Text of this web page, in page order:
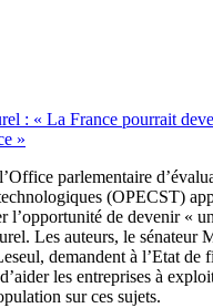
: « La France pourrait
»
parlementaire
(OPECST)
l’opportunité de devenir «
Les auteurs, le sénateur
demandent à l’Etat de
les entreprises à
sur ces sujets.